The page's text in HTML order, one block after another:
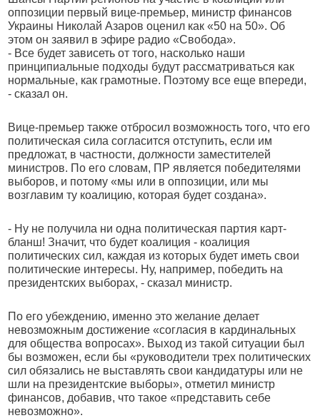
оппозиции первый вице-премьер, министр финансов
Украины Николай Азаров оценил как «50 на 50». Об
этом он заявил в эфире радио «Свобода».
- Все будет зависеть от того, насколько наши
принципиальные подходы будут рассматриваться как
нормальные, как грамотные. Поэтому все еще впереди,
- сказал он.
Вице-премьер также отбросил возможность того, что его
политическая сила согласится отступить, если им
предложат, в частности, должности заместителей
министров. По его словам, ПР является победителями
выборов, и потому «мы или в оппозиции, или мы
возглавим ту коалицию, которая будет создана».
- Ну не получила ни одна политическая партия карт-
бланш! Значит, что будет коалиция - коалиция
политических сил, каждая из которых будет иметь свои
политические интересы. Ну, например, победить на
президентских выборах, - сказал министр.
По его убеждению, именно это желание делает
невозможным достижение «согласия в кардинальных
для общества вопросах». Выход из такой ситуации был
бы возможен, если бы «руководители трех политических
сил обязались не выставлять свои кандидатуры или не
шли на президентские выборы», отметил министр
финансов, добавив, что такое «представить себе
невозможно».